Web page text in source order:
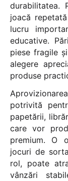
durabilitatea.
joacă
lucru
educative.
piese fragile
alegere
produse
potrivită
papetării,
care vor
premium. O
jocuri de
rol, poate
vânzări